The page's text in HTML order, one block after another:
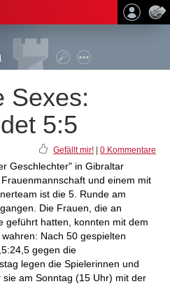
Sexes:
5:5
Gefällt mir! 0 Kommentare
Geschlechter" in Gibraltar
und einem mit
ist die 5. Runde am
Die Frauen, die an
geführt hatten, konnten mit dem
Nach 50 gespielten
gegen die
legen die Spielerinnen und
am Sonntag (15 Uhr) mit der